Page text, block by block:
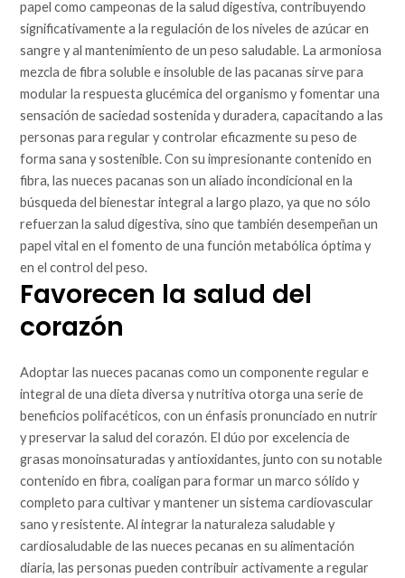
papel como campeonas de la salud digestiva, contribuyendo
significativamente a la regulación de los niveles de azúcar en
sangre y al mantenimiento de un peso saludable. La armoniosa
mezcla de fibra soluble e insoluble de las pacanas sirve para
modular la respuesta glucémica del organismo y fomentar una
sensación de saciedad sostenida y duradera, capacitando a las
personas para regular y controlar eficazmente su peso de
forma sana y sostenible. Con su impresionante contenido en
fibra, las nueces pacanas son un aliado incondicional en la
búsqueda del bienestar integral a largo plazo, ya que no sólo
refuerzan la salud digestiva, sino que también desempeñan un
papel vital en el fomento de una función metabólica óptima y
en el control del peso.
Favorecen la salud del
corazón
Adoptar las nueces pacanas como un componente regular e
integral de una dieta diversa y nutritiva otorga una serie de
beneficios polifacéticos, con un énfasis pronunciado en nutrir
y preservar la salud del corazón. El dúo por excelencia de
grasas monoinsaturadas y antioxidantes, junto con su notable
contenido en fibra, coaligan para formar un marco sólido y
completo para cultivar y mantener un sistema cardiovascular
sano y resistente. Al integrar la naturaleza saludable y
cardiosaludable de las nueces pecanas en su alimentación
diaria, las personas pueden contribuir activamente a regular